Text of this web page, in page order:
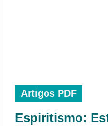
Artigos PDF
Espiritismo: